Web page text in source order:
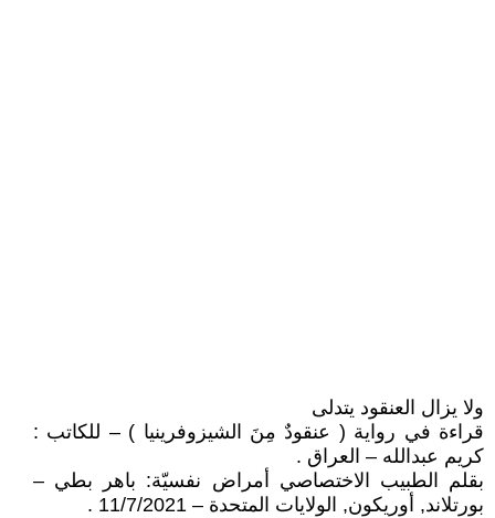
ولا يزال العنقود يتدلى
قراءة في رواية ( عنقودٌ مِنَ الشيزوفرينيا ) – للكاتب :
كريم عبدالله – العراق .
بقلم الطبيب الاختصاصي أمراض نفسيّة: باهر بطي –
بورتلاند, أوريكون, الولايات المتحدة – 11/7/2021 .